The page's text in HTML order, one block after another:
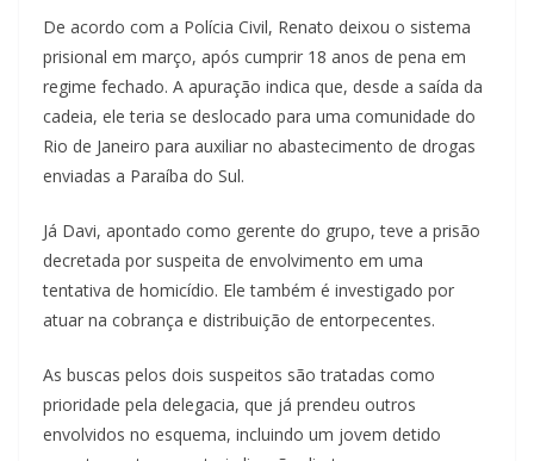
De acordo com a Polícia Civil, Renato deixou o sistema
prisional em março, após cumprir 18 anos de pena em
regime fechado. A apuração indica que, desde a saída da
cadeia, ele teria se deslocado para uma comunidade do
Rio de Janeiro para auxiliar no abastecimento de drogas
enviadas a Paraíba do Sul.
Já Davi, apontado como gerente do grupo, teve a prisão
decretada por suspeita de envolvimento em uma
tentativa de homicídio. Ele também é investigado por
atuar na cobrança e distribuição de entorpecentes.
As buscas pelos dois suspeitos são tratadas como
prioridade pela delegacia, que já prendeu outros
envolvidos no esquema, incluindo um jovem detido